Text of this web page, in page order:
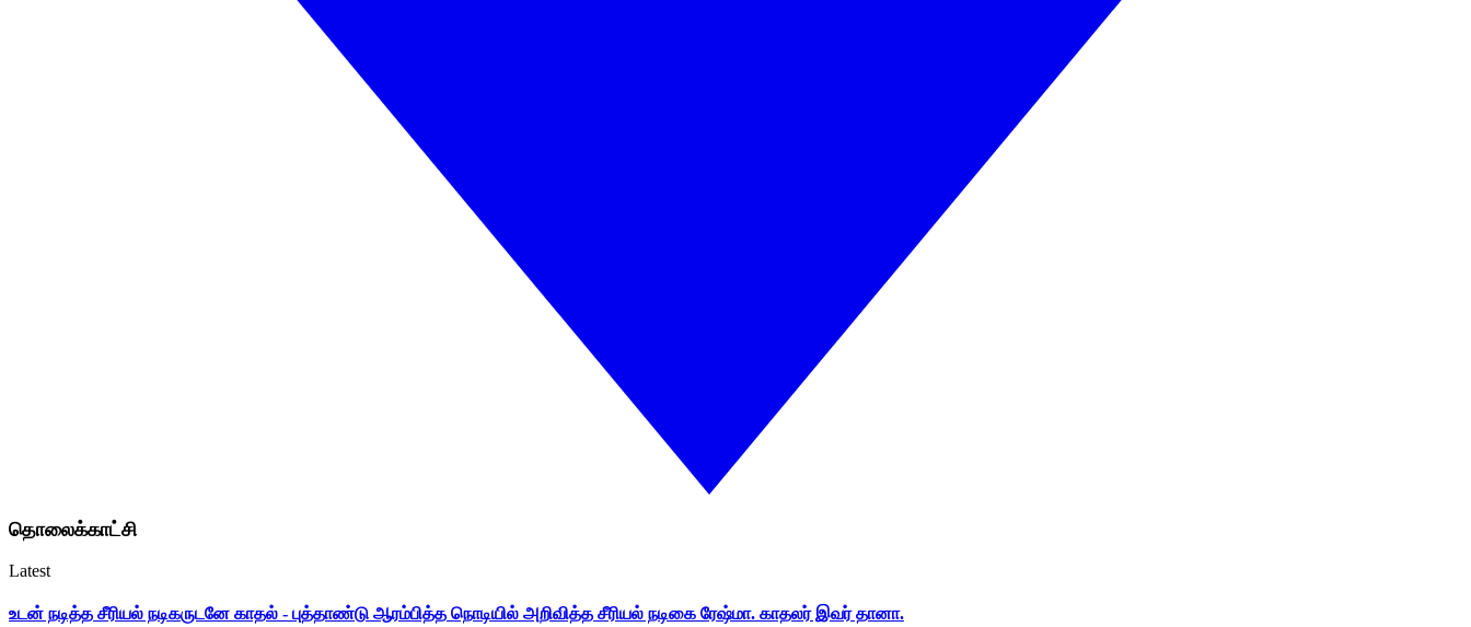
தொலைக்காட்சி
Latest
உடன் நடித்த சீரியல் நடிகருடனே காதல் - புத்தாண்டு ஆரம்பித்த நொடியில் அறிவித்த சீரியல் நடிகை ரேஷ்மா. காதலர் இவர் தானா.